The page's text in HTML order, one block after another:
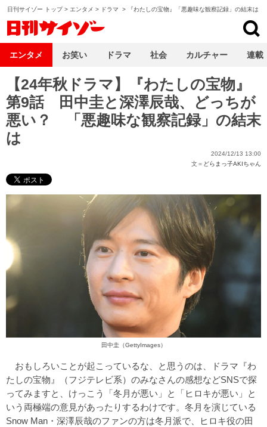
日刊サイゾー トップ> エンタメ > ドラマ > 『わたしの宝物』「悪趣味な観察記録」の結末は
【24年秋ドラマ】『わたしの宝物』
第9話 田中圭と深澤辰哉、どっちが
悪い？ 「悪趣味な観察記録」の結末
は
2024/12/13 13:00
文＝ どらまっ子AKIちゃん
田中圭（GettyImages）
おもしろいことが起こっているな、と思うのは、ドラマ『わ
たしの宝物』（フジテレビ系）のみなさんの感想などSNSで探
ってみますと、けっこう「冬月が悪い」と「ヒロキが悪い」と
いう両極端の意見があったりするわけです。冬月を演じている
Snow Man・深澤辰哉のファンの方は冬月派で、ヒロキ役の田
エンタメ お笑い ドラマ 社会 カルチャー 連載